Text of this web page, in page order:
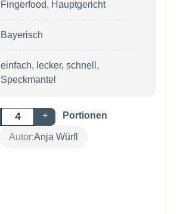
Fingerfood, Hauptgericht
Bayerisch
einfach, lecker, schnell,
Speckmantel
+ Portionen
Autor:Anja Würfl